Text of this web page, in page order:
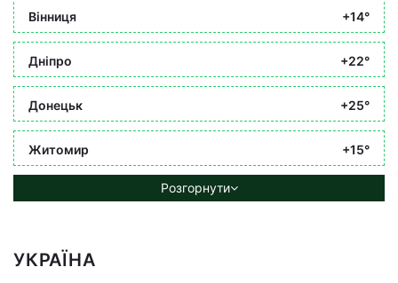
Вінниця +14°
Дніпро +22°
Донецьк +25°
Житомир +15°
Розгорнути
УКРАЇНА